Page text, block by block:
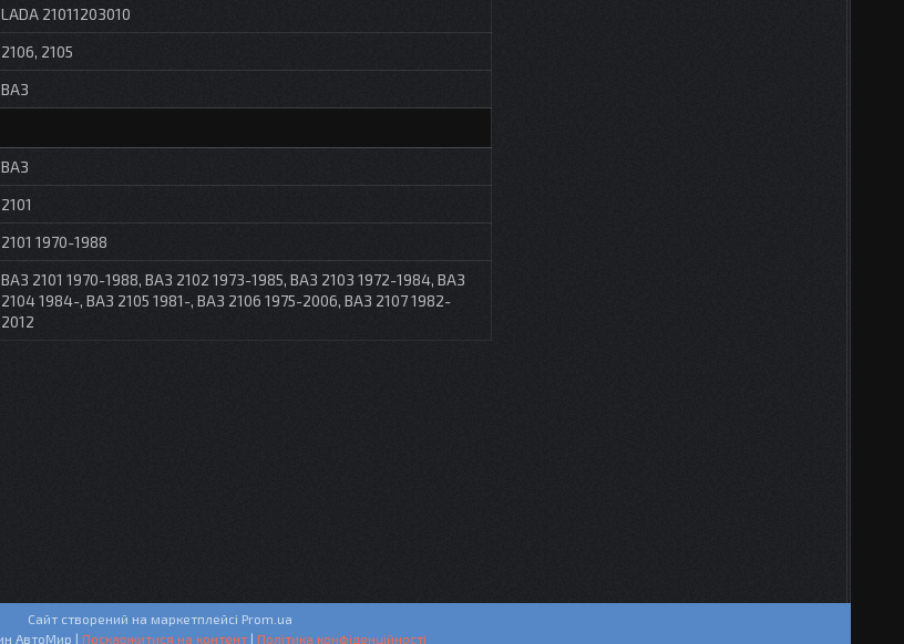
LADA 21011203010
2106, 2105
ВАЗ
ВАЗ
2101
2101 1970-1988
ВАЗ 2101 1970-1988, ВАЗ 2102 1973-1985, ВАЗ 2103 1972-1984, ВАЗ
2104 1984-, ВАЗ 2105 1981-, ВАЗ 2106 1975-2006, ВАЗ 2107 1982-
2012
Сайт створений на маркетплейсі Prom.ua
Интернет магазин АвтоМир | Поскаржитися на контент | Політика конфіденційності